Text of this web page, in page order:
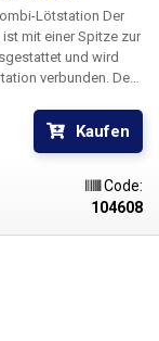
Lötstation Der
mit einer Spitze zur
und wird
verbunden. Der
Kaufen
Code:
104608